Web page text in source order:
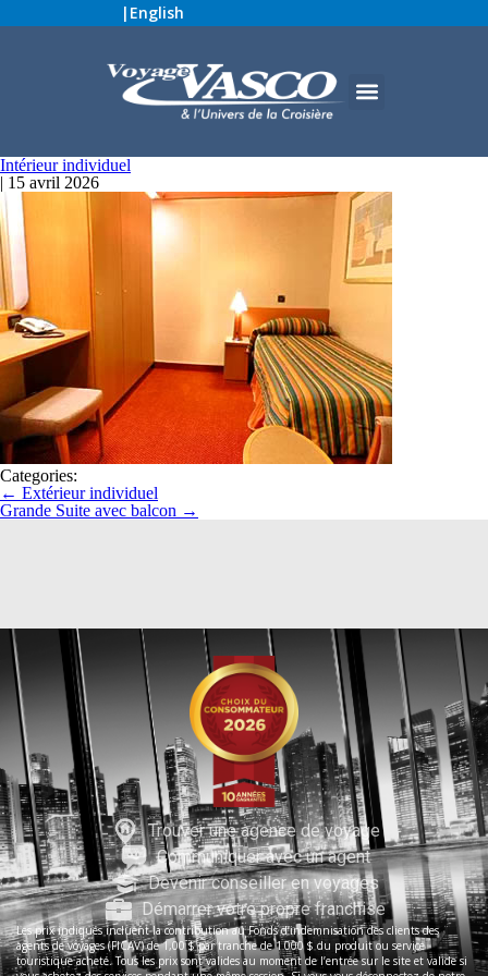
| English
Intérieur individuel
| 15 avril 2026
Categories:
← Extérieur individuel
Grande Suite avec balcon →
Trouver une agence de voyage
Communiquer avec un agent
Devenir conseiller en voyages
Démarrer votre propre franchise
Les prix indiqués incluent la contribution au Fonds d’indemnisation des clients des
agents de voyages (FICAV) de 1,00 $ par tranche de 1 000 $ du produit ou service
touristique acheté. Tous les prix sont valides au moment de l’entrée sur le site et valide si